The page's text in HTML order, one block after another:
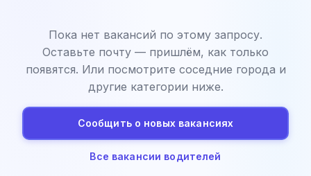
Пока нет вакансий по этому запросу.
Оставьте почту — пришлём, как только
появятся. Или посмотрите соседние города и
другие категории ниже.
Сообщить о новых вакансиях
Все вакансии водителей